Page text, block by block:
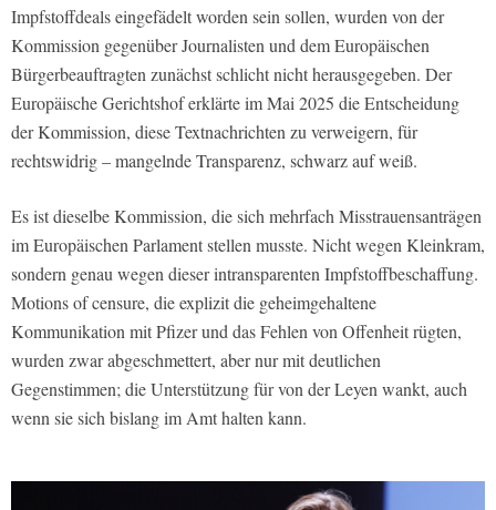
Impfstoffdeals eingefädelt worden sein sollen, wurden von der
Kommission gegenüber Journalisten und dem Europäischen
Bürgerbeauftragten zunächst schlicht nicht herausgegeben. Der
Europäische Gerichtshof erklärte im Mai 2025 die Entscheidung
der Kommission, diese Textnachrichten zu verweigern, für
rechtswidrig – mangelnde Transparenz, schwarz auf weiß.
Es ist dieselbe Kommission, die sich mehrfach Misstrauensanträgen
im Europäischen Parlament stellen musste. Nicht wegen Kleinkram,
sondern genau wegen dieser intransparenten Impfstoffbeschaffung.
Motions of censure, die explizit die geheimgehaltene
Kommunikation mit Pfizer und das Fehlen von Offenheit rügten,
wurden zwar abgeschmettert, aber nur mit deutlichen
Gegenstimmen; die Unterstützung für von der Leyen wankt, auch
wenn sie sich bislang im Amt halten kann.